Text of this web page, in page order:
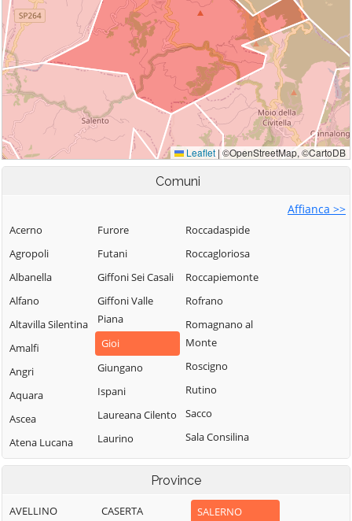
Comuni
Affianca >>
Acerno
Agropoli
Albanella
Alfano
Altavilla Silentina
Amalfi
Angri
Aquara
Ascea
Atena Lucana
Atrani
Baronissi
Furore
Futani
Giffoni Sei Casali
Giffoni Valle
Piana
Gioi
Giungano
Ispani
Laureana Cilento
Laurino
Laurito
Lustra
Roccadaspide
Roccagloriosa
Roccapiemonte
Rofrano
Romagnano al
Monte
Roscigno
Rutino
Sacco
Sala Consilina
Salento
Salerno
Salvitelle
Province
AVELLINO
CASERTA
SALERNO